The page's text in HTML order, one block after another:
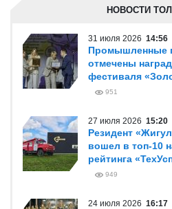
НОВОСТИ
31 июля 2026 14:56
Промышленные
отмечены
фестиваля
951
27 июля 2026 15:20
Резидент
вошел в топ-10
рейтинга
949
24 июля 2026 16:17